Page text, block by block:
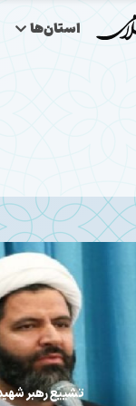
استان‌ها
تشییع رهبر